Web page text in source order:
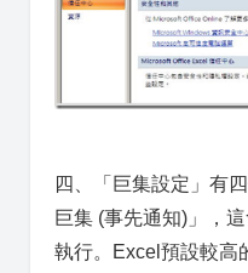
四、「巨集設定」有
巨集 (事先通知)」，
執行。Excel預設較高